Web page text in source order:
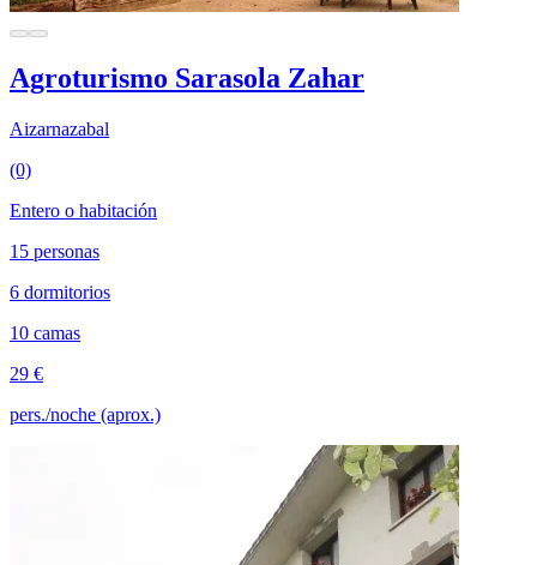
Agroturismo Sarasola Zahar
Aizarnazabal
(0)
Entero o habitación
15 personas
6 dormitorios
10 camas
29 €
pers./noche (aprox.)